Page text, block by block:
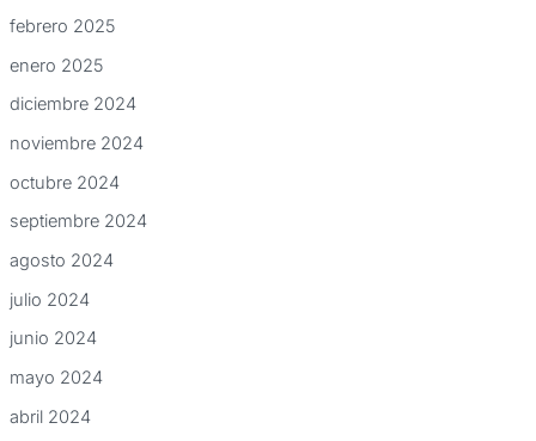
febrero 2025
enero 2025
diciembre 2024
noviembre 2024
octubre 2024
septiembre 2024
agosto 2024
julio 2024
junio 2024
mayo 2024
abril 2024